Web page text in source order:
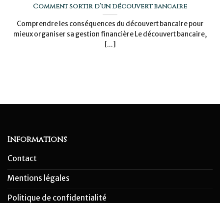
Comment sortir d’un découvert bancaire
Comprendre les conséquences du découvert bancaire pour
mieux organiser sa gestion financière Le découvert bancaire,
[...]
Informations
Contact
Mentions légales
Politique de confidentialité